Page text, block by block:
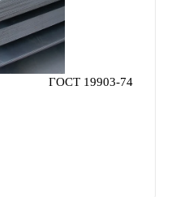
ГОСТ 19903-74